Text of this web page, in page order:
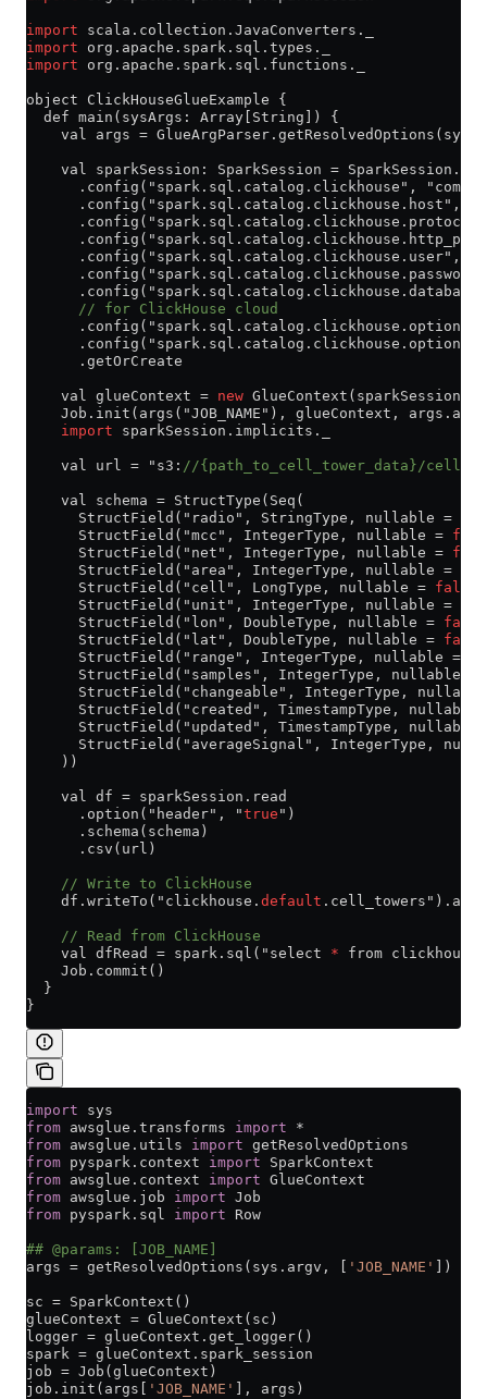
import scala.collection.JavaConverters._
import org.apache.spark.sql.types._
import org.apache.spark.sql.functions._
object ClickHouseGlueExample {
  def main(sysArgs: Array[String]) {
val args =
val sparkSession: SparkSession =
.config("spark.sql.catalog.clickhouse",
.config("spark.sql.catalog.clickhouse.host",
      .config("spark.sql.catalog.clickhouse.user", "
      // for ClickHouse cloud
      .getOrCreate
    val glueContext =
new
Job.init(args("JOB_NAME"), glueContext,
    import
sparkSession.implicits._
    val url = "s3:
//{path_to_cell_tower_data}/
    val schema = StructType(Seq(
      StructField("radio", StringType, nullable =
      StructField("mcc", IntegerType, nullable =
      StructField("net", IntegerType, nullable =
      StructField("area", IntegerType, nullable =
      StructField("cell", LongType, nullable =
false
      StructField("unit", IntegerType, nullable =
      StructField("lon", DoubleType, nullable =
false
      StructField("lat", DoubleType, nullable =
false
      StructField("range", IntegerType, nullable =
      StructField("samples", IntegerType, nullable =
StructField("changeable", IntegerType,
StructField("created", TimestampType,
StructField("updated", TimestampType,
StructField("averageSignal", IntegerType,
    ))
    val df = sparkSession.read
      .option("header", "
true ")
      .schema(schema)
      .csv(url)
    // Write to ClickHouse
    df.writeTo("clickhouse.
default
    // Read from ClickHouse
    val dfRead = spark.sql("select
* from clickhouse.
    Job.commit()
  }
}
import sys
from awsglue.transforms import *
from awsglue.utils import getResolvedOptions
from pyspark.context import SparkContext
from awsglue.context import GlueContext
from awsglue.job import Job
from pyspark.sql import Row
## @params: [JOB_NAME]
args = getResolvedOptions(sys.argv, [ 'JOB_NAME' ])
sc = SparkContext()
glueContext = GlueContext(sc)
logger = glueContext.get_logger()
spark = glueContext.spark_session
job = Job(glueContext)
job.init(args[
'JOB_NAME' ], args)